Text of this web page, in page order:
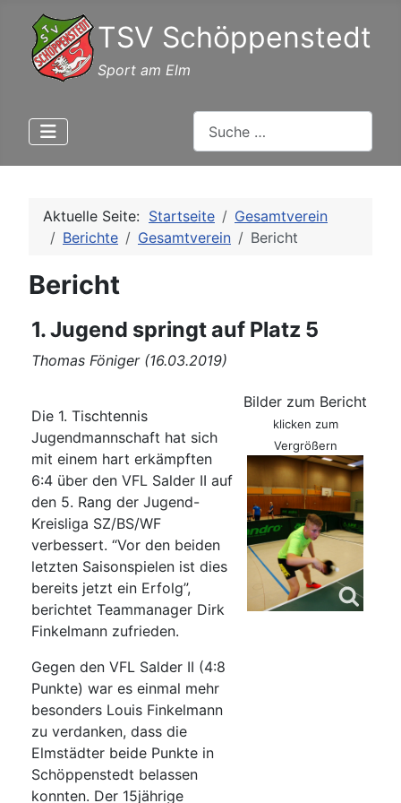
TSV Schöppenstedt
Sport am Elm
Aktuelle Seite: Startseite
Gesamtverein
Berichte
Gesamtverein Bericht
Bericht
1. Jugend springt auf Platz 5
Thomas Föniger (16.03.2019)
Die 1. Tischtennis
Jugendmannschaft hat sich
mit einem hart erkämpften
6:4 über den VFL Salder II auf
den 5. Rang der Jugend-
Kreisliga SZ/BS/WF
verbessert. “Vor den beiden
letzten Saisonspielen ist dies
bereits jetzt ein Erfolg”,
berichtet Teammanager Dirk
Finkelmann zufrieden.
Gegen den VFL Salder II (4:8
Punkte) war es einmal mehr
besonders Louis Finkelmann
zu verdanken, dass die
Elmstädter beide Punkte in
Schöppenstedt belassen
konnten. Der 15jährige
Bilder zum Bericht
klicken zum
Vergrößern